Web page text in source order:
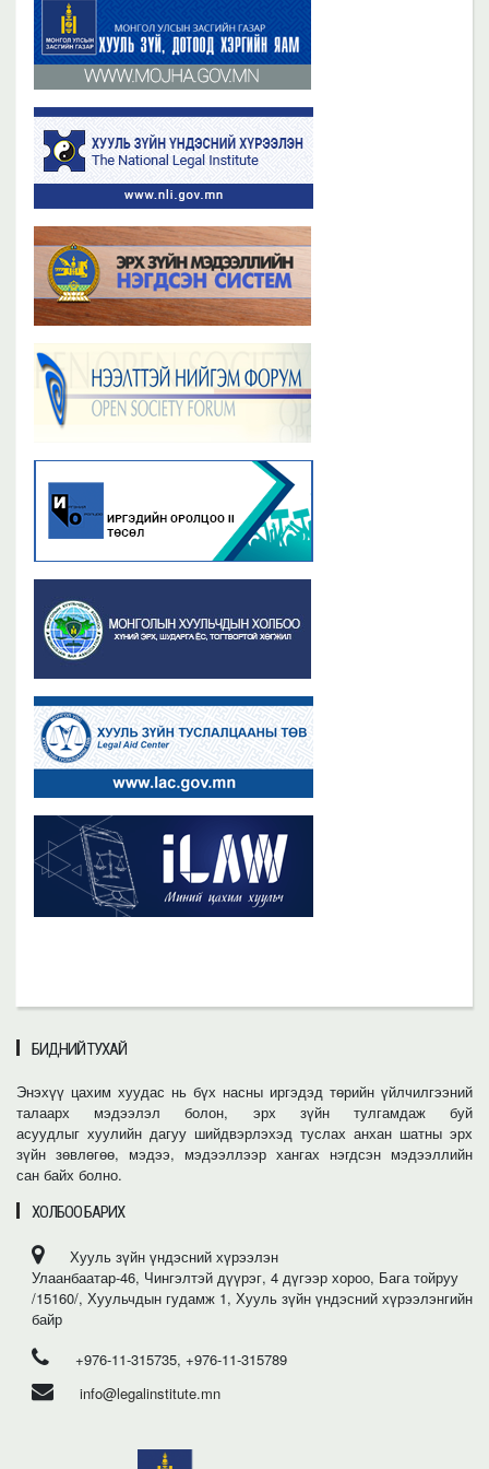
БИДНИЙ ТУХАЙ
Энэхүү цахим хуудас нь бүх насны иргэдэд төрийн үйлчилгээний
талаарх мэдээлэл болон, эрх зүйн тулгамдаж буй
асуудлыг хуулийн дагуу шийдвэрлэхэд туслах анхан шатны эрх
зүйн зөвлөгөө, мэдээ, мэдээллээр хангах нэгдсэн мэдээллийн
сан байх болно.
ХОЛБОО БАРИХ
Хууль зүйн үндэсний хүрээлэн
Улаанбаатар-46, Чингэлтэй дүүрэг, 4 дүгээр хороо, Бага тойруу
/15160/, Хуульчдын гудамж 1, Хууль зүйн үндэсний хүрээлэнгийн
байр
+976-11-315735, +976-11-315789
info@legalinstitute.mn